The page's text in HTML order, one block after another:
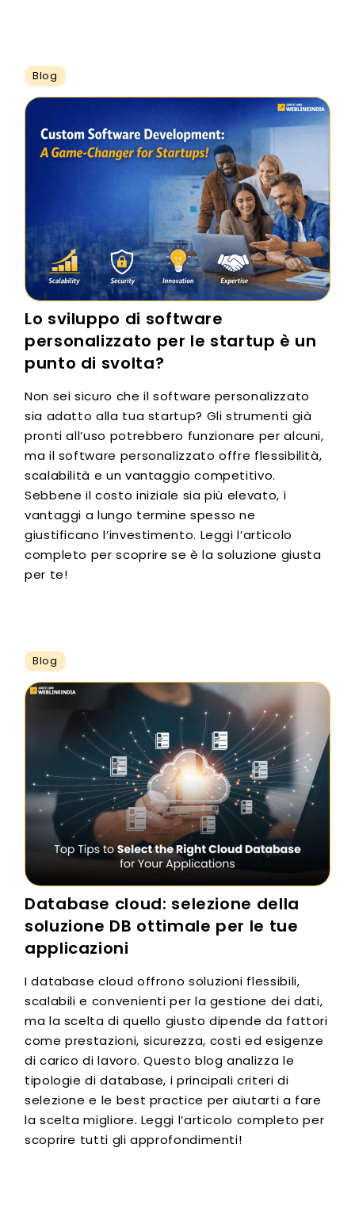
Blog
Lo sviluppo di software
personalizzato per le startup è un
punto di svolta?
Non sei sicuro che il software personalizzato
sia adatto alla tua startup? Gli strumenti già
pronti all’uso potrebbero funzionare per alcuni,
ma il software personalizzato offre flessibilità,
scalabilità e un vantaggio competitivo.
Sebbene il costo iniziale sia più elevato, i
vantaggi a lungo termine spesso ne
giustificano l’investimento. Leggi l’articolo
completo per scoprire se è la soluzione giusta
per te!
Blog
Database cloud: selezione della
soluzione DB ottimale per le tue
applicazioni
I database cloud offrono soluzioni flessibili,
scalabili e convenienti per la gestione dei dati,
ma la scelta di quello giusto dipende da fattori
come prestazioni, sicurezza, costi ed esigenze
di carico di lavoro. Questo blog analizza le
tipologie di database, i principali criteri di
selezione e le best practice per aiutarti a fare
la scelta migliore. Leggi l’articolo completo per
scoprire tutti gli approfondimenti!